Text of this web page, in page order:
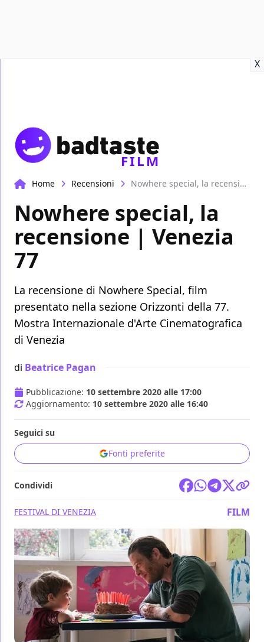
X
FILM
Home Recensioni Nowhere special, la recensione | Venezia 77
Nowhere special, la
recensione | Venezia
77
La recensione di Nowhere Special, film
presentato nella sezione Orizzonti della 77.
Mostra Internazionale d'Arte Cinematografica
di Venezia
di Beatrice Pagan
Pubblicazione: 10 settembre 2020 alle 17:00
Aggiornamento: 10 settembre 2020 alle 16:40
Seguici su
Fonti preferite
Condividi
FESTIVAL DI VENEZIA FILM